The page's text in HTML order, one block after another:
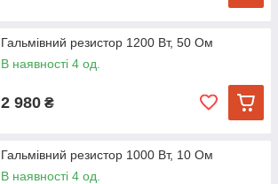
Гальмівний резистор 1200 Вт, 50 Ом
В наявності 4 од.
2 980 ₴
Гальмівний резистор 1000 Вт, 10 Ом
В наявності 4 од.